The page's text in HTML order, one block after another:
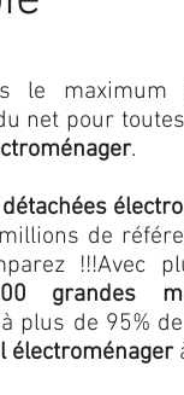
le maximum
net pour
.
de
!!!Avec
grandes
plus de 95%
électroménager